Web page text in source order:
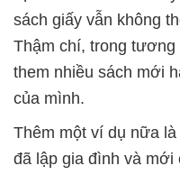
sách giấy vẫn không
Thậm chí, trong
them nhiều sách mới
của mình.
Thêm một ví dụ nữa
đã lập gia đình và mới